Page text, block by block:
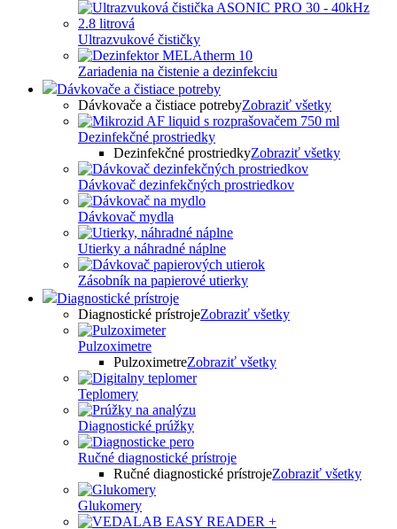
Ultrazvukové čističky
Zariadenia na čistenie a dezinfekciu
Dávkovače a čistiace potreby
Dávkovače a čistiace potrebyZobraziť všetky
Dezinfekčné prostriedky
Dezinfekčné prostriedkyZobraziť všetky
Dávkovač dezinfekčných prostriedkov
Dávkovač mydla
Utierky a náhradné náplne
Zásobník na papierové utierky
Diagnostické prístroje
Diagnostické prístrojeZobraziť všetky
Pulzoximetre
PulzoximetreZobraziť všetky
Teplomery
Diagnostické prúžky
Ručné diagnostické prístroje
Ručné diagnostické prístrojeZobraziť všetky
Glukomery